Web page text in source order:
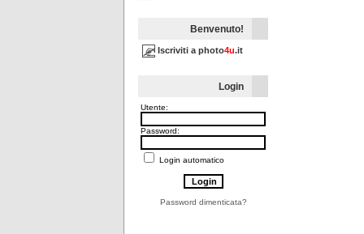
Benvenuto!
Iscriviti a photo4u.it
Login
Utente:
Password:
Login automatico
Password dimenticata?